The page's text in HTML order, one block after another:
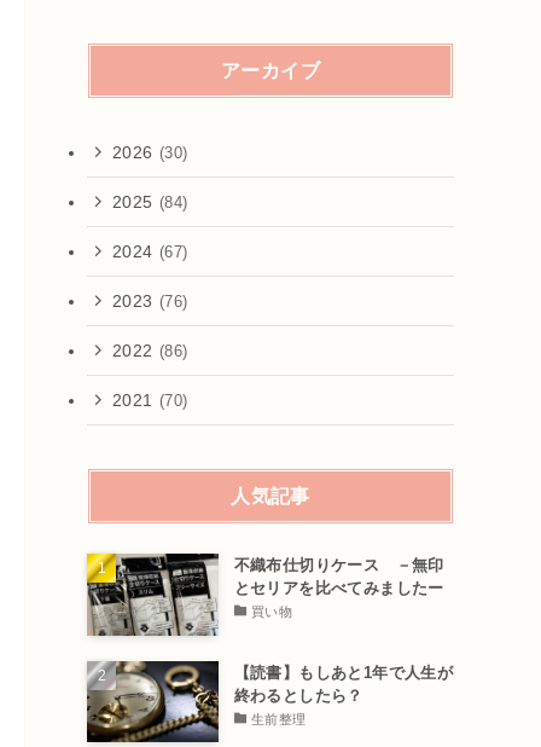
アーカイブ
2026 (30)
2025 (84)
2024 (67)
2023 (76)
2022 (86)
2021 (70)
人気記事
不織布仕切りケース －無印
とセリアを比べてみましたー
買い物
【読書】もしあと1年で人生が
終わるとしたら？
生前整理